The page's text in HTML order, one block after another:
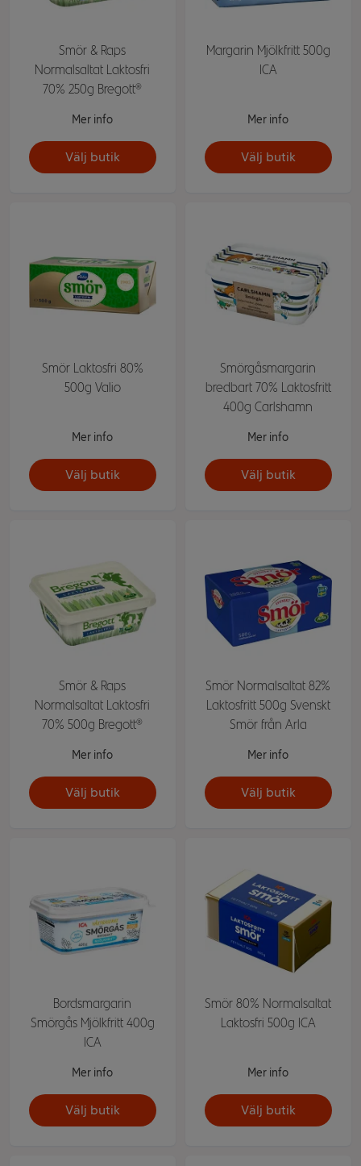
Smör & Raps
Normalsaltat Laktosfri
70% 250g Bregott®
Mer info
Välj butik
Margarin Mjölkfritt 500g
ICA
Mer info
Välj butik
Smör Laktosfri 80%
500g Valio
Mer info
Välj butik
Smörgåsmargarin
bredbart 70% Laktosfritt
400g Carlshamn
Mer info
Välj butik
Smör & Raps
Normalsaltat Laktosfri
70% 500g Bregott®
Mer info
Välj butik
Smör Normalsaltat 82%
Laktosfritt 500g Svenskt
Smör från Arla
Mer info
Välj butik
Bordsmargarin
Smörgås Mjölkfritt 400g
ICA
Mer info
Välj butik
Smör 80% Normalsaltat
Laktosfri 500g ICA
Mer info
Välj butik